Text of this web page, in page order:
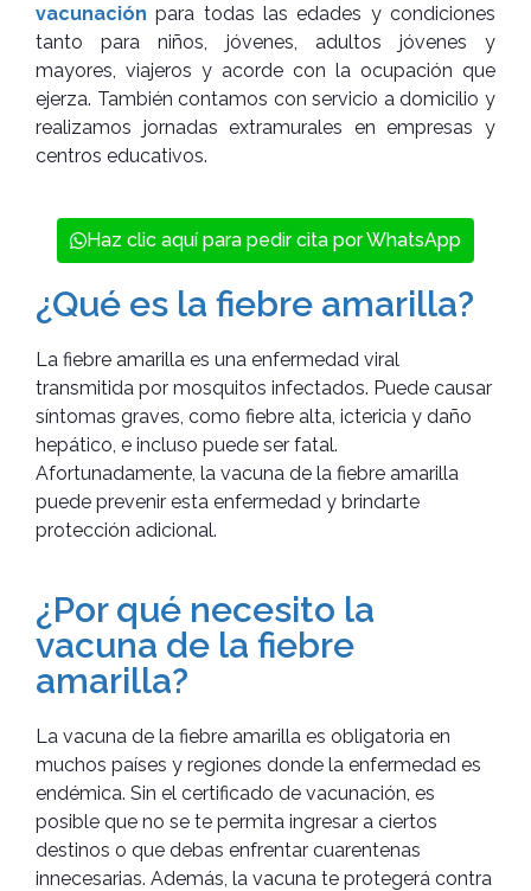
vacunación para todas las edades y condiciones
tanto para niños, jóvenes, adultos jóvenes y
mayores, viajeros y acorde con la ocupación que
ejerza. También contamos con servicio a domicilio y
realizamos jornadas extramurales en empresas y
centros educativos.
Haz clic aquí para pedir cita por WhatsApp
¿Qué es la fiebre amarilla?
La fiebre amarilla es una enfermedad viral
transmitida por mosquitos infectados. Puede causar
síntomas graves, como fiebre alta, ictericia y daño
hepático, e incluso puede ser fatal.
Afortunadamente, la vacuna de la fiebre amarilla
puede prevenir esta enfermedad y brindarte
protección adicional.
¿Por qué necesito la
vacuna de la fiebre
amarilla?
La vacuna de la fiebre amarilla es obligatoria en
muchos países y regiones donde la enfermedad es
endémica. Sin el certificado de vacunación, es
posible que no se te permita ingresar a ciertos
destinos o que debas enfrentar cuarentenas
innecesarias. Además, la vacuna te protegerá contra